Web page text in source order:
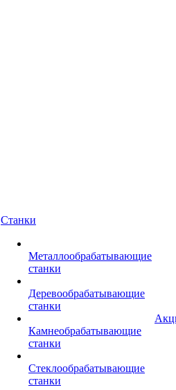
Станки
Металлообрабатывающие
станки
Деревообрабатывающие
станки
Камнеобрабатывающие
станки
Стеклообрабатывающие
станки